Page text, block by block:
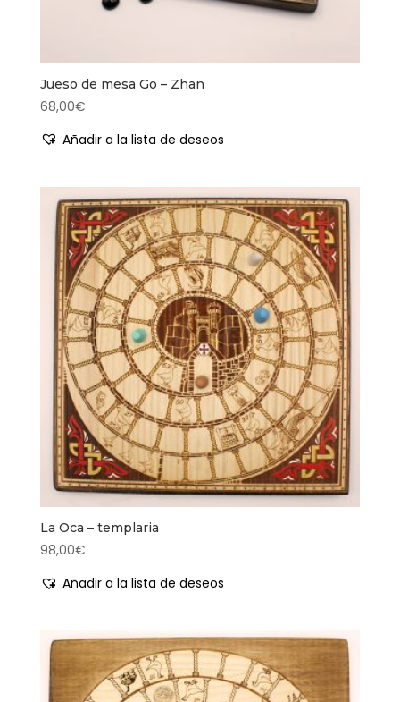
Jueso de mesa Go – Zhan
68,00€
Añadir a la lista de deseos
La Oca – templaria
98,00€
Añadir a la lista de deseos